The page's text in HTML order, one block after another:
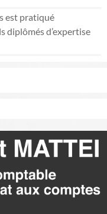
est pratiqué
diplômés d’expertise